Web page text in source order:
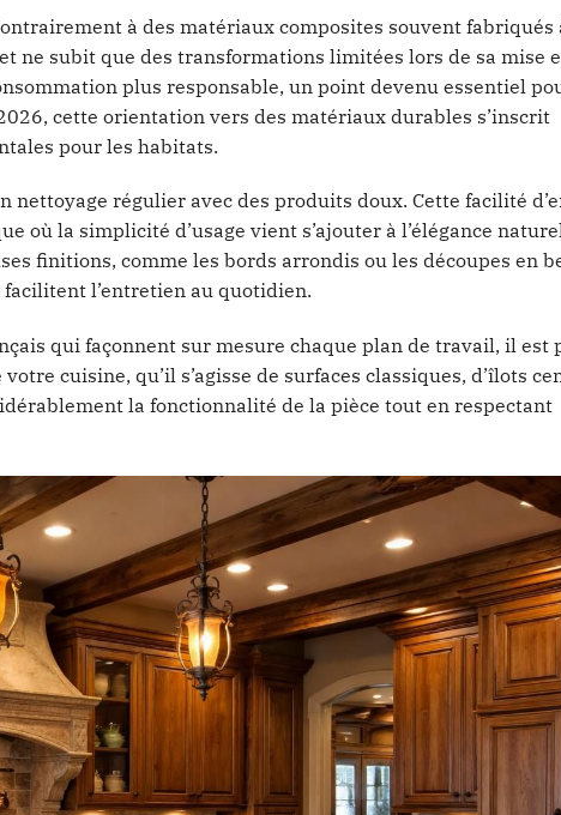
à des matériaux composites souvent
ne subit que des transformations limitées lors de sa mise
plus responsable, un point devenu essentiel
cette orientation vers des matériaux durables s’inscrit
pour les habitats.
nettoyage régulier avec des produits doux. Cette facilité
où la simplicité d’usage vient s’ajouter à l’élégance
finitions, comme les bords arrondis ou les découpes en
l’entretien au quotidien.
qui façonnent sur mesure chaque plan de travail, il est
cuisine, qu’il s’agisse de surfaces classiques, d’îlots
la fonctionnalité de la pièce tout en respectant